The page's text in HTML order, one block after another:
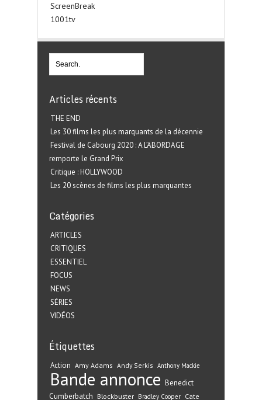
ScreenBreak
1001tv
Articles récents
THE END
Les 30 films les plus marquants de la décennie
Festival de Cabourg 2020 : A L’ABORDAGE
remporte le Grand Prix
Critique : HOLLYWOOD
Les 20 scènes de films les plus marquantes
Catégories
ARTICLES
CRITIQUES
ESSENTIEL
FOCUS
NEWS
SÉRIES
VIDÉOS
Étiquettes
Action Amy Adams Andy Serkis Anthony Mackie
Bande annonce Benedict
Cumberbatch Blockbuster Bradley Cooper Cate